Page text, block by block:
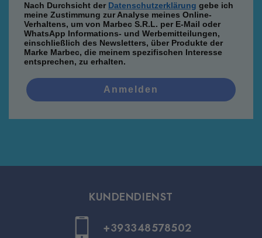
Nach Durchsicht der Datenschutzerklärung gebe ich
meine Zustimmung zur Analyse meines Online-
Verhaltens, um von Marbec S.R.L. per E-Mail oder
WhatsApp Informations- und Werbemitteilungen,
einschließlich des Newsletters, über Produkte der
Marke Marbec, die meinem spezifischen Interesse
entsprechen, zu erhalten.
Anmelden
KUNDENDIENST
+393348578502